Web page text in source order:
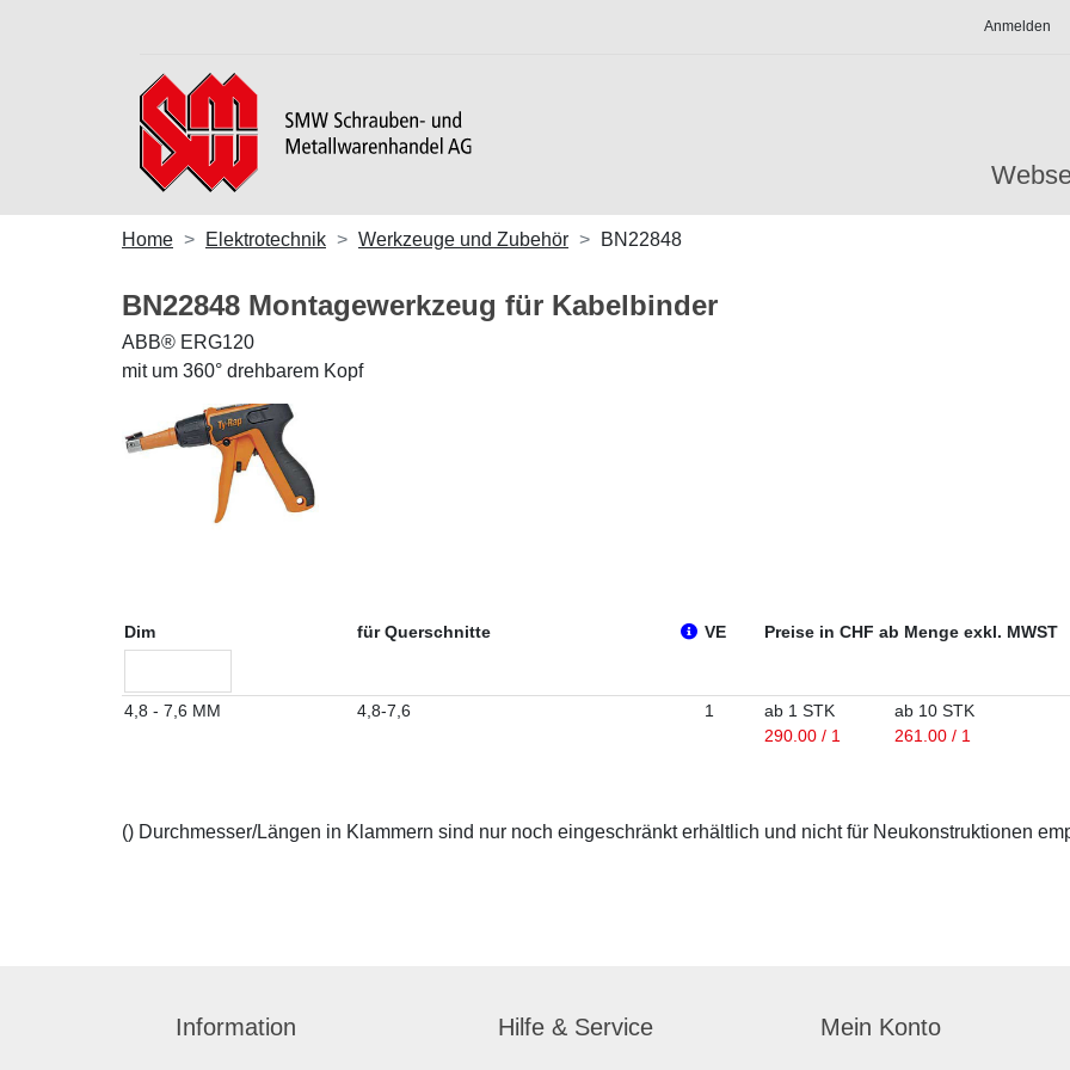
Anmelden
Home Elektrotechnik Werkzeuge und Zubehör BN22848
BN22848 Montagewerkzeug für Kabelbinder
ABB® ERG120
mit um 360° drehbarem Kopf
Dim für Querschnitte VE Preise in CHF ab Menge exkl. MWST
4,8 - 7,6 MM 4,8-7,6 1
ab 1 STK
290.00 / 1
ab 10 STK
261.00 / 1
() Durchmesser/Längen in Klammern sind nur noch eingeschränkt erhältlich und nicht für Neukonstruktionen
Information Hilfe & Service Mein Konto